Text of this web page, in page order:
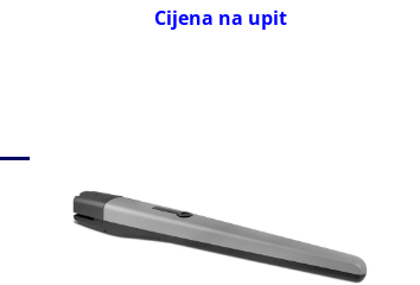
Cijena na upit